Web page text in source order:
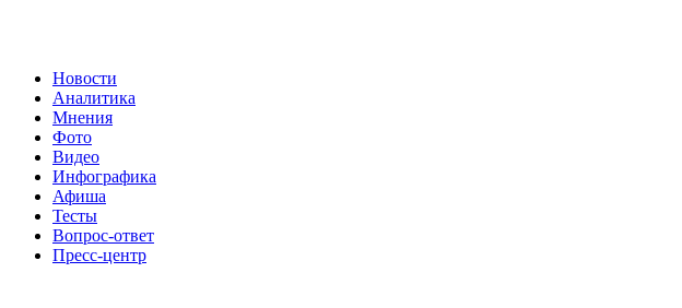
Новости
Аналитика
Мнения
Фото
Видео
Инфографика
Афиша
Тесты
Вопрос-ответ
Пресс-центр